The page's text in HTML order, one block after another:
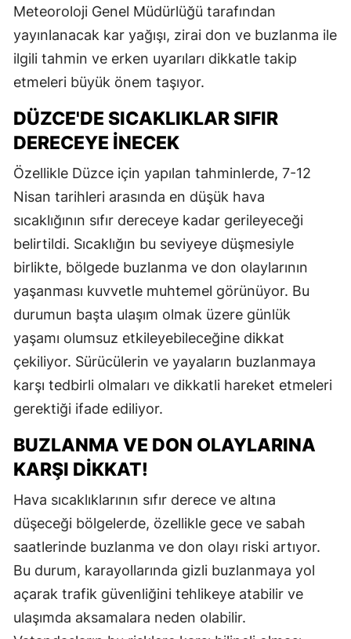
Meteoroloji Genel Müdürlüğü tarafından
yayınlanacak kar yağışı, zirai don ve buzlanma ile
ilgili tahmin ve erken uyarıları dikkatle takip
etmeleri büyük önem taşıyor.
DÜZCE'DE SICAKLIKLAR SIFIR
DERECEYE İNECEK
Özellikle Düzce için yapılan tahminlerde, 7-12
Nisan tarihleri arasında en düşük hava
sıcaklığının sıfır dereceye kadar gerileyeceği
belirtildi. Sıcaklığın bu seviyeye düşmesiyle
birlikte, bölgede buzlanma ve don olaylarının
yaşanması kuvvetle muhtemel görünüyor. Bu
durumun başta ulaşım olmak üzere günlük
yaşamı olumsuz etkileyebileceğine dikkat
çekiliyor. Sürücülerin ve yayaların buzlanmaya
karşı tedbirli olmaları ve dikkatli hareket etmeleri
gerektiği ifade ediliyor.
BUZLANMA VE DON OLAYLARINA
KARŞI DIKKAT!
Hava sıcaklıklarının sıfır derece ve altına
düşeceği bölgelerde, özellikle gece ve sabah
saatlerinde buzlanma ve don olayı riski artıyor.
Bu durum, karayollarında gizli buzlanmaya yol
açarak trafik güvenliğini tehlikeye atabilir ve
ulaşımda aksamalara neden olabilir.